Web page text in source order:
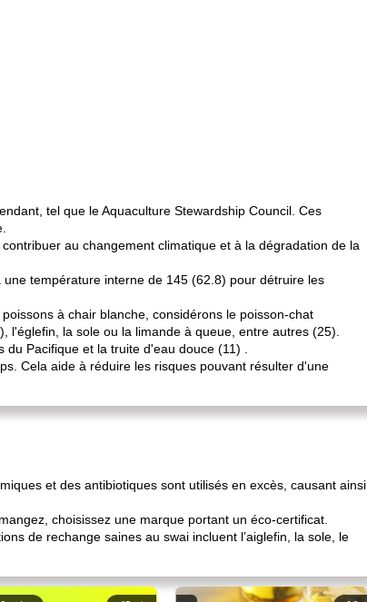
tel que le Aquaculture Stewardship Council. Ces
au changement climatique et à la dégradation de la
température interne de 145 (62.8) pour détruire les
à chair blanche, considérons le poisson-chat
la sole ou la limande à queue, entre autres (25).
Pacifique et la truite d'eau douce (11) .
Cela aide à réduire les risques pouvant résulter d'une
et des antibiotiques sont utilisés en excès, causant ainsi
choisissez une marque portant un éco-certificat.
de rechange saines au swai incluent l’aiglefin, la sole, le